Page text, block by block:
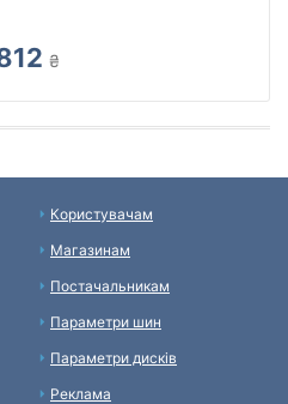
₴
Користувачам
Магазинам
Постачальникам
Параметри шин
Параметри дисків
Реклама